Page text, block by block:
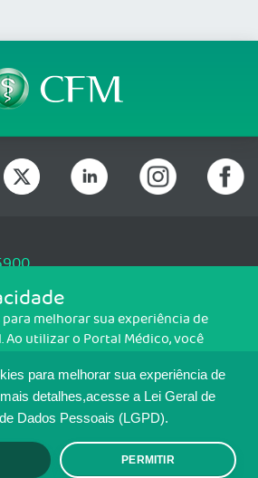
para melhorar sua experiência de
detalhes,acesse a Lei Geral de
Dados Pessoais (LGPD).
PERMITIR
115, L2 Sul, Brasília/DF - CEP: 70200-760 -
E PRESTAÇÃO DE
melhorar sua experiência de
Ao utilizar o Portal Médico, você
sobre como isso é feito, acesse
você concorda, clique em ACEITO.
ACEITO